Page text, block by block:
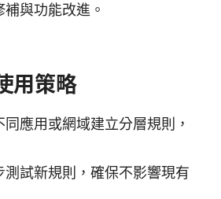
與功能改進。
用策略
應用或網域建立分層規則，
測試新規則，確保不影響現有